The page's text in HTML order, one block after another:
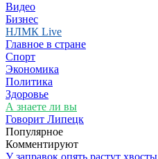
Видео
Бизнес
НЛМК Live
Главное в стране
Спорт
Экономика
Политика
Здоровье
А знаете ли вы
Говорит Липецк
Популярное
Комментируют
У заправок опять растут хвосты